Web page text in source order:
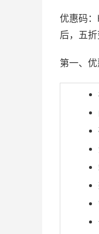
优惠码
后，五
第一、